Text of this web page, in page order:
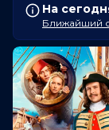
На
Ближайший